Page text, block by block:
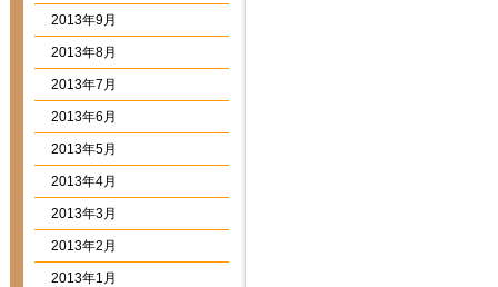
2013年9月
2013年8月
2013年7月
2013年6月
2013年5月
2013年4月
2013年3月
2013年2月
2013年1月